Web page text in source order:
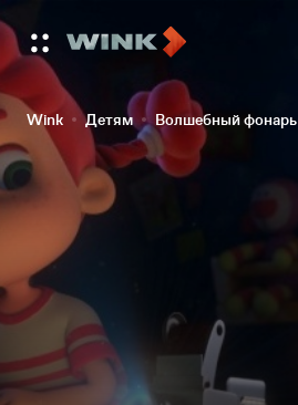
Wink Детям Волшебный фонарь